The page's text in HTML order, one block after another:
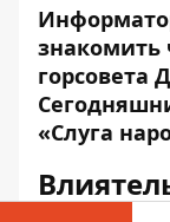
знакомить
горсовета
«Слуга